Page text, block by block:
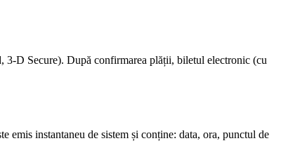
3-D Secure). După confirmarea plății, biletul electronic (cu
emis instantaneu de sistem și conține: data, ora, punctul de